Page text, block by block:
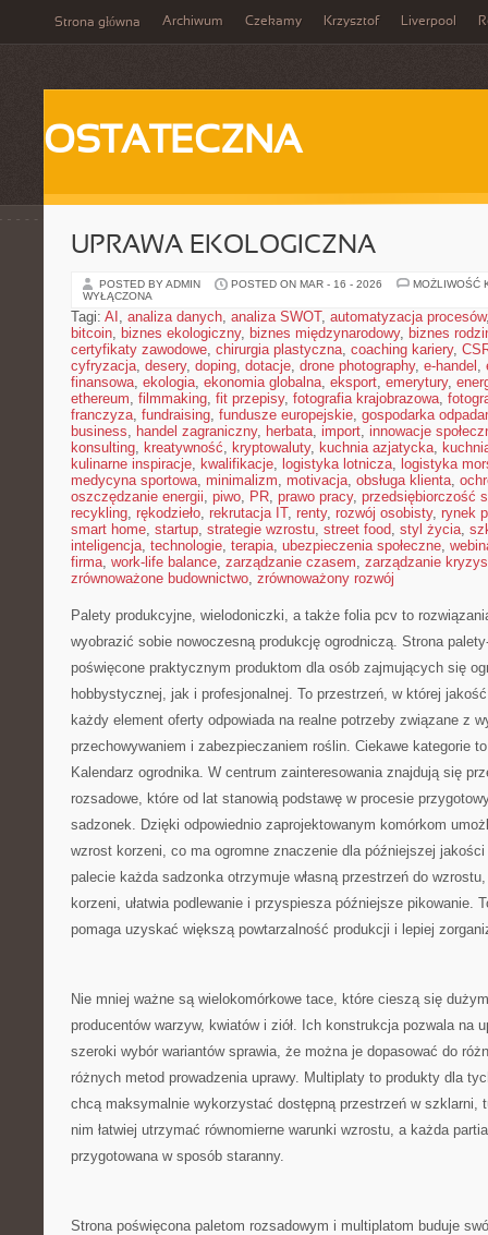
Strona główna Archiwum Czekamy Krzysztof Liverpool
OSTATECZNA
UPRAWA EKOLOGICZNA
POSTED BY ADMIN POSTED ON MAR - 16 - 2026
MOŻLIWOŚĆ
WYŁĄCZONA
Tagi: AI , analiza danych, analiza SWOT, automatyzacja procesów
bitcoin, biznes ekologiczny, biznes międzynarodowy, biznes
certyfikaty zawodowe, chirurgia plastyczna, coaching kariery,
cyfryzacja, desery, doping, dotacje, drone photography, e-handel ,
finansowa, ekologia, ekonomia globalna, eksport, emerytury,
ethereum, filmmaking, fit przepisy, fotografia krajobrazowa,
franczyza, fundraising, fundusze europejskie, gospodarka
business, handel zagraniczny, herbata, import, innowacje
konsulting, kreatywność, kryptowaluty, kuchnia azjatycka,
kulinarne inspiracje, kwalifikacje, logistyka lotnicza, logistyka
medycyna sportowa, minimalizm, motivacja, obsługa klienta,
oszczędzanie energii, piwo, PR, prawo pracy, przedsiębiorczość
recykling, rękodzieło, rekrutacja IT, renty, rozwój osobisty, rynek
smart home, startup, strategie wzrostu, street food, styl życia,
inteligencja, technologie, terapia, ubezpieczenia społeczne,
firma, work-life balance, zarządzanie czasem, zarządzanie
zrównoważone budownictwo, zrównoważony rozwój
Palety produkcyjne, wielodoniczki, a także folia pcv to
wyobrazić sobie nowoczesną produkcję ogrodniczą. Strona
poświęcone praktycznym produktom dla osób zajmujących się
hobbystycznej, jak i profesjonalnej. To przestrzeń, w której
każdy element oferty odpowiada na realne potrzeby związane z
przechowywaniem i zabezpieczaniem roślin. Ciekawe kategorie
Kalendarz ogrodnika. W centrum zainteresowania znajdują się
rozsadowe, które od lat stanowią podstawę w procesie
sadzonek. Dzięki odpowiednio zaprojektowanym komórkom
wzrost korzeni, co ma ogromne znaczenie dla późniejszej
palecie każda sadzonka otrzymuje własną przestrzeń do
korzeni, ułatwia podlewanie i przyspiesza późniejsze pikowanie.
pomaga uzyskać większą powtarzalność produkcji i lepiej
Nie mniej ważne są wielokomórkowe tace, które cieszą się
producentów warzyw, kwiatów i ziół. Ich konstrukcja pozwala na
szeroki wybór wariantów sprawia, że można je dopasować do
różnych metod prowadzenia uprawy. Multiplaty to produkty dla
chcą maksymalnie wykorzystać dostępną przestrzeń w szklarni,
nim łatwiej utrzymać równomierne warunki wzrostu, a każda
przygotowana w sposób staranny.
Strona poświęcona paletom rozsadowym i multiplatom buduje